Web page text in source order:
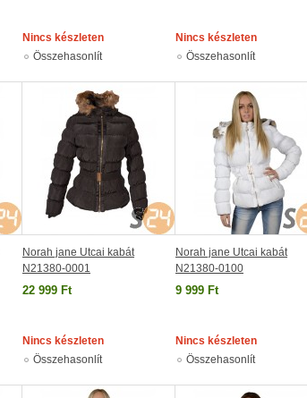
Nincs készleten
Összehasonlít
Nincs készleten
Összehasonlít
Norah jane Utcai kabát
N21380-0001
22 999 Ft
Nincs készleten
Összehasonlít
Norah jane Utcai kabát
N21380-0100
9 999 Ft
Nincs készleten
Összehasonlít